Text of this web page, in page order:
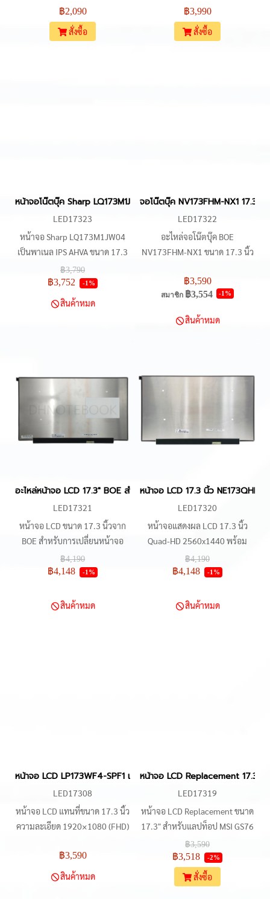
แบบ 30 pin eDP ตัวจอเป็นแบบ
Slim ความหนาประมาณ 4.0 mm
จุดสำคัญคือรุ่นนี้เป็นแบบ ไม่มีหูยึด
฿2,090
สั่งซื้อ
ขอบเขตสี 100% sRGB ความสว่าง
300 nits ตัวจอเป็นแบบ Slim ไม่มี
หูยึด (No Brackets) เชื่อมต่อผ่าน
฿3,990
สั่งซื้อ
หน้าจอโน๊ตบุ๊ค Sharp LQ173M1JW04 ขนาด 17.3 นิ้ว FHD
LED17323
หน้าจอ Sharp LQ173M1JW04
เป็นพาเนล IPS AHVA ขนาด 17.3
นิ้ว ความละเอียด FHD
1920x1080 รีเฟรชเรตสูงสุด
300Hz รองรับมุมมองกว้าง 178°
ค่าความสว่าง 300cd/m² คอนทรา
ASUS ROG Strix SCAR 17 G733,
G17 G713, MSI GE76 Raider,
GP76, GS76 และ AORUS 17G จอ
รุ่นนี้มีคุณสมบัติขอบบาง น้ำหนัก
OEM คุณภาพสูง สำหรับงานซ่อม
หรือเปลี่ยนหน้าจอ
฿3,790
฿3,752 -1%
สินค้าหมด
จอโน๊ตบุ๊ค NV173FHM-NX1 17.3"
LED17322
อะไหล่จอโน๊ตบุ๊ค BOE
NV173FHM-NX1 ขนาด 17.3 นิ้ว
(IPS) ผิวด้าน อัตรารีเฟรช
120Hz/144Hz (V8.0) 40 pin eDP
สำหรับเปลี่ยนจอโน๊ตบุ๊คเกมมิ่ง
ASUS, Dell, HP, Acer, Lenovo,
฿3,590
สมาชิก ฿3,554 -1%
สินค้าหมด
อะไหล่หน้าจอ LCD 17.3" BOE สำหรับ ASUS ROG Strix Scar, MSI
LED17321
หน้าจอ LCD ขนาด 17.3 นิ้วจาก
BOE สำหรับการเปลี่ยนหน้าจอ
โน้ตบุ๊ค รองรับรุ่นต่าง ๆ เช่น ASUS
ROG Strix Scar, MSI Stealth,
ละเอียดสูงสุด 2560x1440 (Quad-
฿4,190
฿4,148 -1%
สินค้าหมด
หน้าจอ LCD 17.3 นิ้ว
LED17320
หน้าจอแสดงผล LCD 17.3 นิ้ว
Quad-HD 2560x1440 พร้อม
อัตรารีเฟรช 165Hz เหมาะสำหรับ
โน้ตบุ๊ก ASUS ROG GX703, G733,
Predator Helios 300 และรุ่นอื่น ๆ
฿4,190
฿4,148 -1%
สินค้าหมด
หน้าจอ LCD LP173WF4-SPF1 แทนที่สำหรับ Lenovo Y70-70T,
LED17308
หน้าจอ LCD แทนที่ขนาด 17.3 นิ้ว
ความละเอียด 1920×1080 (FHD)
Y70-70T, Z70-80, P70, IdeaPad
320-17ISK, 330-17IKB, Legion
฿3,590
สินค้าหมด
หน้าจอ LCD Replacement 17.3"
LED17319
หน้าจอ LCD Replacement ขนาด
17.3" สำหรับแลปท็อป MSI GS76
Stealth, GE76 Raider, และ ASUS
ROG Strix Scar G733 ซีรีส์ ด้วย
ความละเอียด FHD, อัตราการ
Refresh Rate 360Hz และ
฿3,590
฿3,518 -2%
สั่งซื้อ